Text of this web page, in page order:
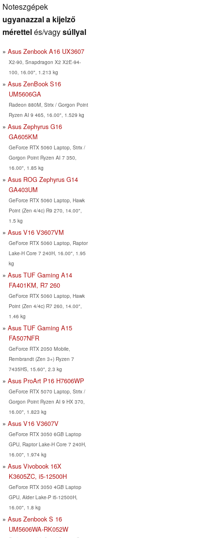
Noteszgépek
ugyanazzal a kijelző
mérettelés/vagysúllyal
Asus Zenbook A16 UX3607
X2-90, Snapdragon X2 X2E-94-
100, 16.00", 1.213 kg
Asus ZenBook S16
UM5606GA
Radeon 880M, Strix / Gorgon Point
Ryzen AI 9 465, 16.00", 1.529 kg
Asus Zephyrus G16
GA605KM
GeForce RTX 5060 Laptop, Strix /
Gorgon Point Ryzen AI 7 350,
16.00", 1.85 kg
Asus ROG Zephyrus G14
GA403UM
GeForce RTX 5060 Laptop, Hawk
Point (Zen 4/4c) R9 270, 14.00",
1.5 kg
Asus V16 V3607VM
GeForce RTX 5060 Laptop, Raptor
Lake-H Core 7 240H, 16.00", 1.95
kg
Asus TUF Gaming A14
FA401KM, R7 260
GeForce RTX 5060 Laptop, Hawk
Point (Zen 4/4c) R7 260, 14.00",
1.46 kg
Asus TUF Gaming A15
FA507NFR
GeForce RTX 2050 Mobile,
Rembrandt (Zen 3+) Ryzen 7
7435HS, 15.60", 2.3 kg
Asus ProArt P16 H7606WP
GeForce RTX 5070 Laptop, Strix /
Gorgon Point Ryzen AI 9 HX 370,
16.00", 1.823 kg
Asus V16 V3607V
GeForce RTX 3050 6GB Laptop
GPU, Raptor Lake-H Core 7 240H,
16.00", 1.974 kg
Asus Vivobook 16X
K3605ZC, i5-12500H
GeForce RTX 3050 4GB Laptop
GPU, Alder Lake-P i5-12500H,
16.00", 1.8 kg
Asus Zenbook S 16
UM5606WA-RK052W